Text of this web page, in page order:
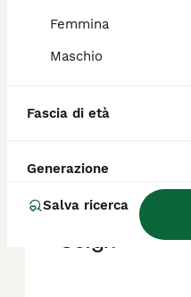
Femmina
Maschio
Fascia di età
Generazione
Salva ricerca
Quanto è
Quanto vive
Corgi?